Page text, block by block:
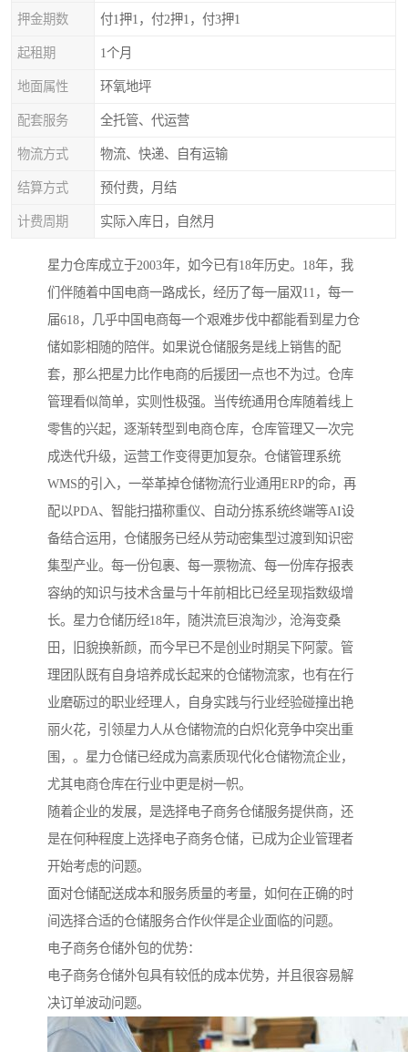
押金期数 付1押1，付2押1，付3押1
起租期 1个月
地面属性 环氧地坪
配套服务 全托管、代运营
物流方式 物流、快递、自有运输
结算方式 预付费，月结
计费周期 实际入库日，自然月
星力仓库成立于2003年，如今已有18年历史。18年，我
们伴随着中国电商一路成长，经历了每一届双11，每一
届618，几乎中国电商每一个艰难步伐中都能看到星力仓
储如影相随的陪伴。如果说仓储服务是线上销售的配
套，那么把星力比作电商的后援团一点也不为过。仓库
管理看似简单，实则性极强。当传统通用仓库随着线上
零售的兴起，逐渐转型到电商仓库，仓库管理又一次完
成迭代升级，运营工作变得更加复杂。仓储管理系统
WMS的引入，一举革掉仓储物流行业通用ERP的命，再
配以PDA、智能扫描称重仪、自动分拣系统终端等AI设
备结合运用，仓储服务已经从劳动密集型过渡到知识密
集型产业。每一份包裹、每一票物流、每一份库存报表
容纳的知识与技术含量与十年前相比已经呈现指数级增
长。星力仓储历经18年，随洪流巨浪淘沙，沧海变桑
田，旧貌换新颜，而今早已不是创业时期吴下阿蒙。管
理团队既有自身培养成长起来的仓储物流家，也有在行
业磨砺过的职业经理人，自身实践与行业经验碰撞出艳
丽火花，引领星力人从仓储物流的白炽化竞争中突出重
围，。星力仓储已经成为高素质现代化仓储物流企业，
尤其电商仓库在行业中更是树一帜。
随着企业的发展，是选择电子商务仓储服务提供商，还
是在何种程度上选择电子商务仓储，已成为企业管理者
开始考虑的问题。
面对仓储配送成本和服务质量的考量，如何在正确的时
间选择合适的仓储服务合作伙伴是企业面临的问题。
电子商务仓储外包的优势：
电子商务仓储外包具有较低的成本优势，并且很容易解
决订单波动问题。